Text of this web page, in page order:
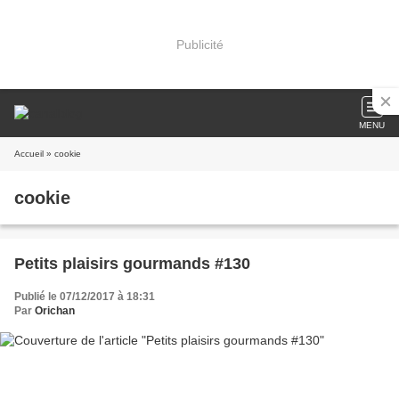
Publicité
MENU
Accueil » cookie
cookie
Petits plaisirs gourmands #130
Publié le 07/12/2017 à 18:31
Par Orichan